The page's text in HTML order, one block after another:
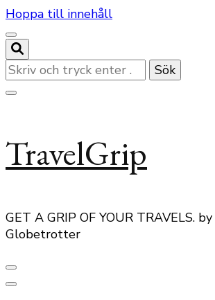
Hoppa till innehåll
Letar
du
efter
TravelGrip
GET A GRIP OF YOUR TRAVELS.
Globetrotter